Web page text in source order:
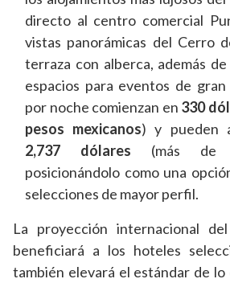
directo al centro comercial
vistas panorámicas del Cerro
terraza con alberca, además
espacios para eventos de
por noche comienzan en 330
pesos mexicanos) y pueden
2,737 dólares (más de
posicionándolo como una
selecciones de mayor perfil.
La proyección internacional
beneficiará a los hoteles
también elevará el estándar de